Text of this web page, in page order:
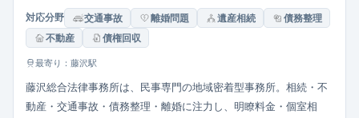
対応分野 交通事故 離婚問題 遺産相続
債務整理
不動産
債権回収
最寄り：藤沢駅
藤沢総合法律事務所は、民事専門の地域密着型事務所。相続・不
動産・交通事故・債務整理・離婚に注力し、明瞭料金・個室相